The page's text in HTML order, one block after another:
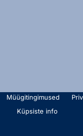
Bürood
Müügitingimused
Küpsiste info